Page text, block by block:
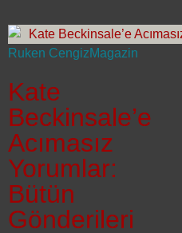
Ruken CengizMagazin
Kate
Beckinsale’e
Acımasız
Yorumlar:
Bütün
Gönderileri